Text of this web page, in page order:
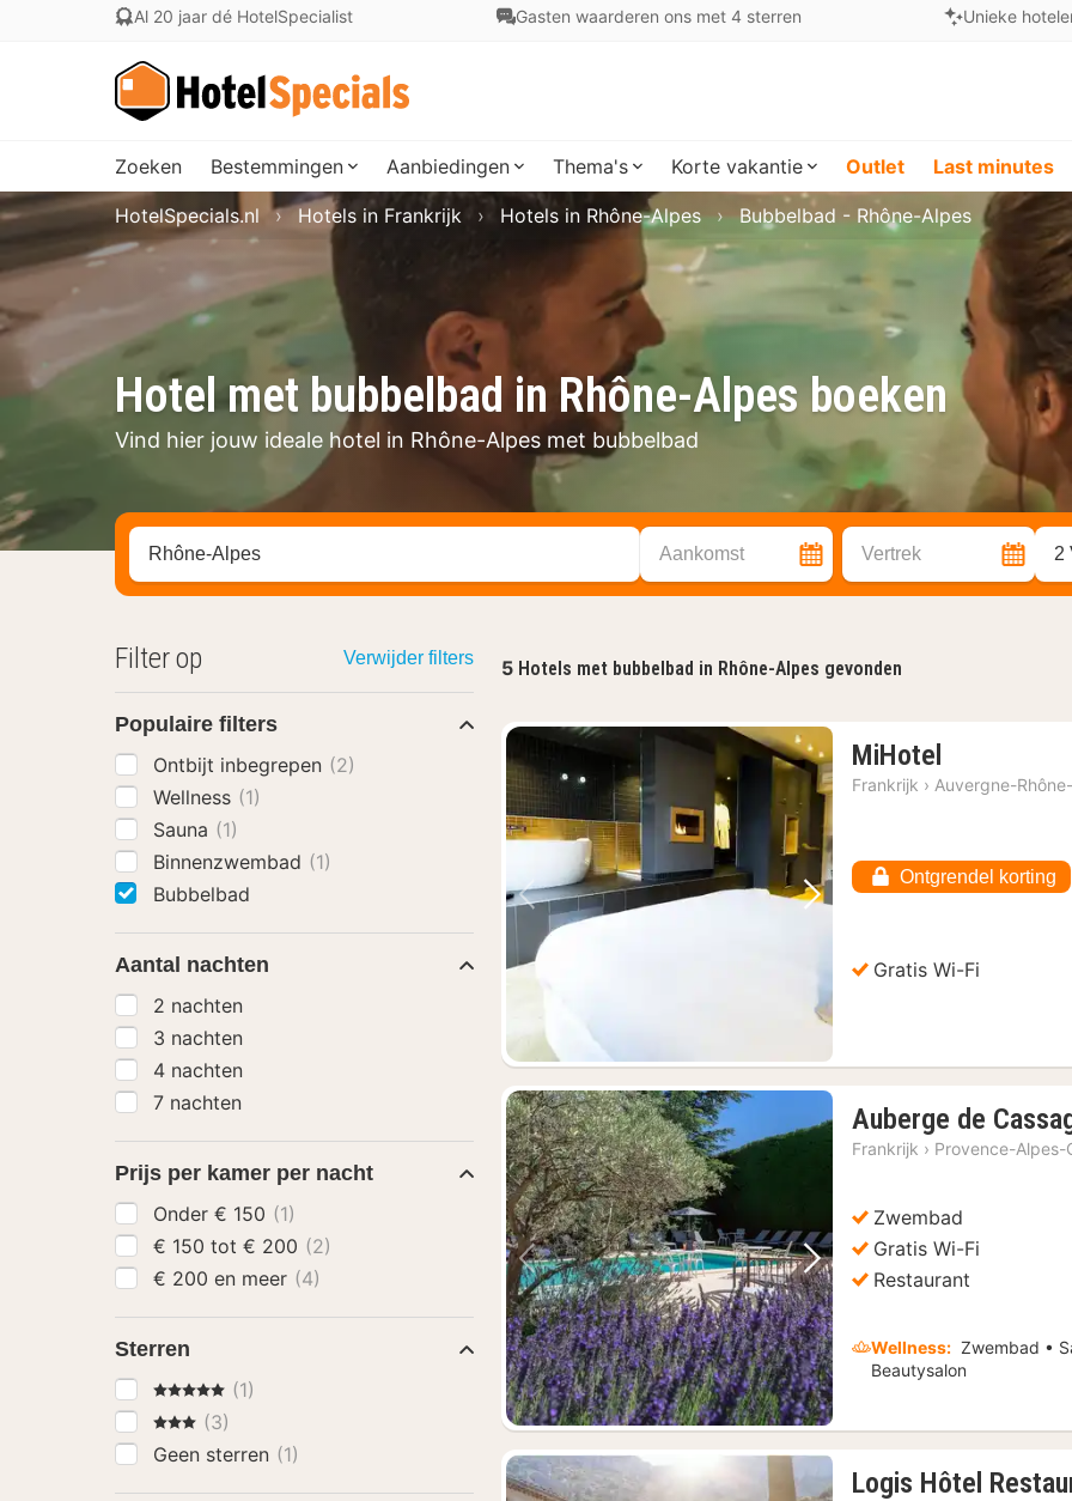
Al 20 jaar dé HotelSpecialist Gasten waarderen ons met 4 sterren Unieke
Zoeken Bestemmingen Aanbiedingen Thema's Korte vakantie Outlet Last minutes
Hotel met bubbelbad in Rhône-Alpes boeken
Vind hier jouw ideale hotel in Rhône-Alpes met bubbelbad
HotelSpecials.nl Hotels in Frankrijk Hotels in Rhône-Alpes Bubbelbad - Rhône-Alpes
Zoek op hotel, regio of stad Aankomst Vertrek 2
5 Hotels met bubbelbad in Rhône-Alpes gevonden
Vorige foto Volgende foto
MiHotel
nacht
140
Frankrijk › Auvergne-
Ontgrendel korting
Gratis Wi-Fi
Vorige foto Volgende foto
Auberge de
Frankrijk › Provence-Alpes-
Zwembad
Gratis Wi-Fi
Restaurant
Wellness: Zwembad •
Beautysalon
Logis Hôtel
Filter op Verwijder filters
Populaire filters
Ontbijt inbegrepen (2)
Wellness (1)
Sauna (1)
Binnenzwembad (1)
Bubbelbad
Aantal nachten
2 nachten
3 nachten
4 nachten
7 nachten
Prijs per kamer per nacht
Onder € 150 (1)
€ 150 tot € 200 (2)
€ 200 en meer (4)
Sterren
5 Sterren(1)
3 Sterren
(3)
Geen sterren (1)